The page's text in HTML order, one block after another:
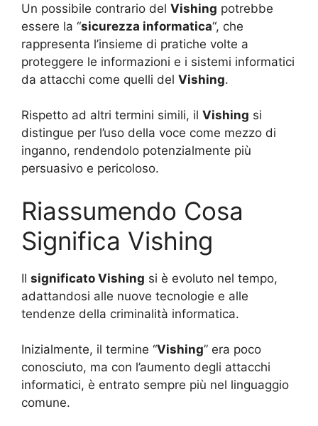
Un possibile contrario del Vishing potrebbe
essere la “sicurezza informatica“, che
rappresenta l’insieme di pratiche volte a
proteggere le informazioni e i sistemi informatici
da attacchi come quelli del Vishing.
Rispetto ad altri termini simili, il Vishing si
distingue per l’uso della voce come mezzo di
inganno, rendendolo potenzialmente più
persuasivo e pericoloso.
Riassumendo Cosa
Significa Vishing
Il significato Vishing si è evoluto nel tempo,
adattandosi alle nuove tecnologie e alle
tendenze della criminalità informatica.
Inizialmente, il termine “Vishing” era poco
conosciuto, ma con l’aumento degli attacchi
informatici, è entrato sempre più nel linguaggio
comune.